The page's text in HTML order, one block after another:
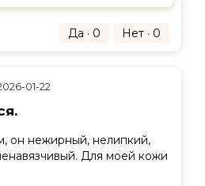
Да · 0 Нет · 0
01-22
он нежирный, нелипкий,
Для моей кожи